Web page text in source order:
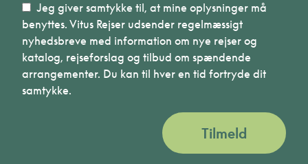
Jeg giver samtykke til, at mine oplysninger må
benyttes. Vitus Rejser udsender regelmæssigt
nyhedsbreve med information om nye rejser og
katalog, rejseforslag og tilbud om spændende
arrangementer. Du kan til hver en tid fortryde dit
samtykke.
Tilmeld